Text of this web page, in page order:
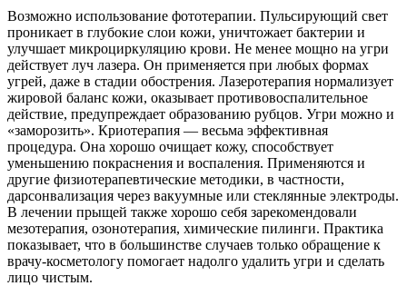
Возможно использование фототерапии. Пульсирующий свет
проникает в глубокие слои кожи, уничтожает бактерии и
улучшает микроциркуляцию крови. Не менее мощно на угри
действует луч лазера. Он применяется при любых формах
угрей, даже в стадии обострения. Лазеротерапия нормализует
жировой баланс кожи, оказывает противовоспалительное
действие, предупреждает образованию рубцов. Угри можно и
«заморозить». Криотерапия — весьма эффективная
процедура. Она хорошо очищает кожу, способствует
уменьшению покраснения и воспаления. Применяются и
другие физиотерапевтические методики, в частности,
дарсонвализация через вакуумные или стеклянные электроды.
В лечении прыщей также хорошо себя зарекомендовали
мезотерапия, озонотерапия, химические пилинги. Практика
показывает, что в большинстве случаев только обращение к
врачу-косметологу помогает надолго удалить угри и сделать
лицо чистым.